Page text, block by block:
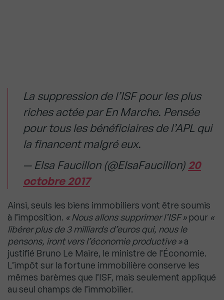
La suppression de l’ISF pour les plus
riches actée par En Marche. Pensée
pour tous les bénéficiaires de l’APL qui
la financent malgré eux.
— Elsa Faucillon (@ElsaFaucillon) 20
octobre 2017
Ainsi, seuls les biens immobiliers vont être soumis
à l’imposition. « Nous allons supprimer l’ISF »pour «
libérer plus de 3 milliards d’euros qui, nous le
pensons, iront vers l’économie productive »a
justifié Bruno Le Maire, le ministre de l’Économie.
L’impôt sur la fortune immobilière conserve les
mêmes barèmes que l’ISF, mais seulement appliqué
au seul champs de l’immobilier.